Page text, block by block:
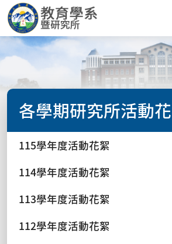
各學期研究所活動
115學年度活動花絮
114學年度活動花絮
113學年度活動花絮
112學年度活動花絮